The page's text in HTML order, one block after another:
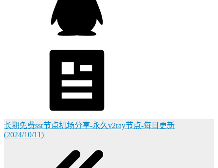
长期免费ssr节点机场分享-永久v2ray节点-每日更新
(2024/10/11)